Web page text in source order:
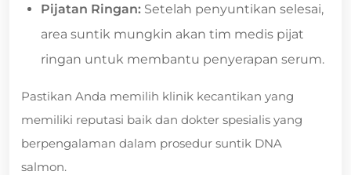
Pijatan Ringan: Setelah penyuntikan selesai,
area suntik mungkin akan tim medis pijat
ringan untuk membantu penyerapan serum.
Pastikan Anda memilih klinik kecantikan yang
memiliki reputasi baik dan dokter spesialis yang
berpengalaman dalam prosedur suntik DNA
salmon.